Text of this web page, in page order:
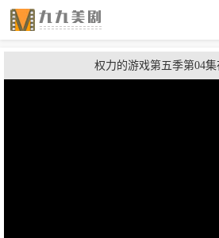
权力的游戏第五季第04